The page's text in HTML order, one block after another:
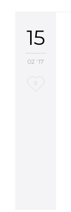
15
02 '17
Love
0